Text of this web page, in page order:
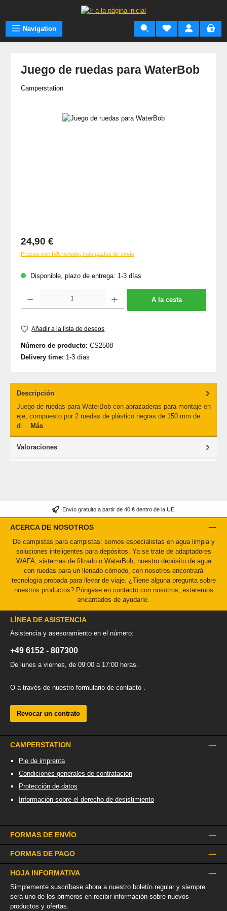
Saltar al contenido principal
Navigation
Juego de ruedas para WaterBob
Camperstation
Omitir galería de imágenes
Precio normal:
24,90 €
Precios con IVA incluido, más gastos de envío
Disponible, plazo de entrega: 1-3 días
A la cesta
Añadir a la lista de deseos
Número de producto: CS2508
Delivery time: 1-3 días
Descripción
Juego de ruedas para WaterBob con abrazaderas para montaje en
eje, compuesto por 2 ruedas de plástico negras de 150 mm de
di…
Más
Valoraciones
Envío gratuito a partir de 40 € dentro de la UE.
ACERCA DE NOSOTROS
De campistas para campistas: somos especialistas en agua limpia y
soluciones inteligentes para depósitos. Ya se trate de adaptadores
WAFA, sistemas de filtrado o WaterBob, nuestro depósito de agua
con ruedas para un llenado cómodo, con nosotros encontrará
tecnología probada para llevar de viaje. ¿Tiene alguna pregunta sobre
nuestros productos? Póngase en contacto con nosotros, estaremos
encantados de ayudarle.
CAMPERSTATION
Pie de imprenta
Condiciones generales de contratación
Protección de datos
Información sobre el derecho de desistimiento
LÍNEA DE ASISTENCIA
Asistencia y asesoramiento en el número:
+49 6152 - 807300
De lunes a viernes, de 09:00 a 17:00 horas.
O a través de nuestro formulario de contacto
Revocar un contrato
FORMAS DE ENVÍO
FORMAS DE PAGO
HOJA INFORMATIVA
Simplemente suscríbase ahora a nuestro boletín regular y siempre
será uno de los primeros en recibir información sobre nuevos
productos y ofertas.